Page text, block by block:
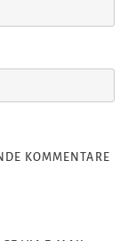
KOMMENTARE